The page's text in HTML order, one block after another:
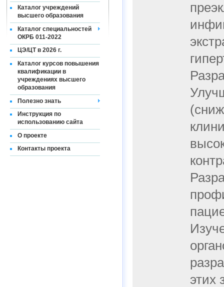
Каталог учреждений
высшего образования
Каталог специальностей
ОКРБ 011-2022
ЦЭ/ЦТ в 2026 г.
Каталог курсов повышения
квалификации в
учреждениях высшего
образования
Полезно знать
Инструкция по
использованию сайта
О проекте
Контакты проекта
этих